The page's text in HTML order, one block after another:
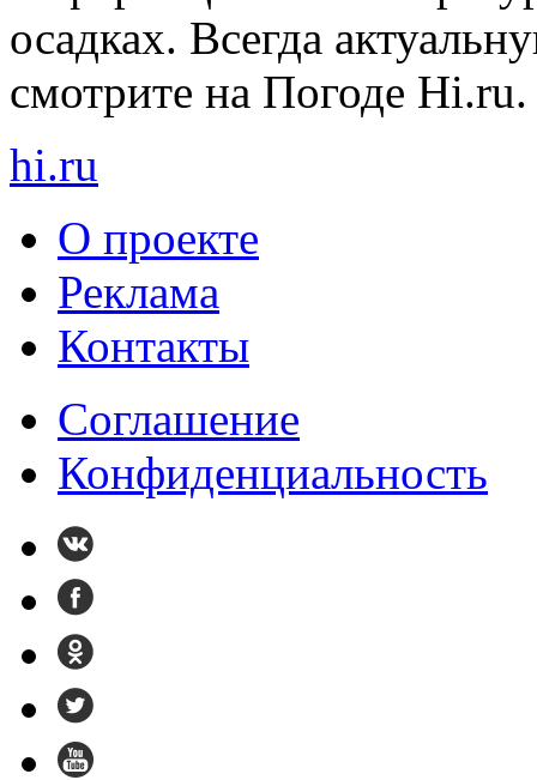
осадках. Всегда
смотрите на Погоде Hi.ru.
hi.ru
О проекте
Реклама
Контакты
Cоглашение
Конфиденциальность